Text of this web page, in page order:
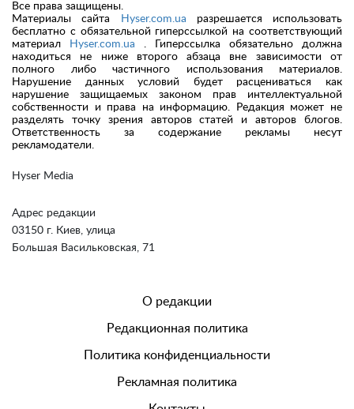
Hyser Media
Адрес редакции
03150 г. Киев, улица
Большая Васильковская, 71
Все права защищены.
Материалы сайта
Hyser.com.ua разрешается использовать
бесплатно с обязательной гиперссылкой на соответствующий
материал
Hyser.com.ua . Гиперссылка обязательно должна
находиться не ниже второго абзаца вне зависимости от
полного либо частичного использования материалов.
Нарушение данных условий будет расцениваться как
нарушение защищаемых законом прав интеллектуальной
собственности и права на информацию. Редакция может не
разделять точку зрения авторов статей и авторов блогов.
Ответственность за содержание рекламы несут
рекламодатели.
О редакции
Редакционная политика
Политика конфиденциальности
Рекламная политика